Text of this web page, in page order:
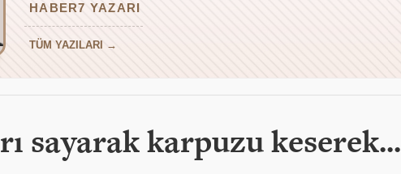
HABER7 YAZARI
TÜM YAZILARI →
sayarak karpuzu keserek...